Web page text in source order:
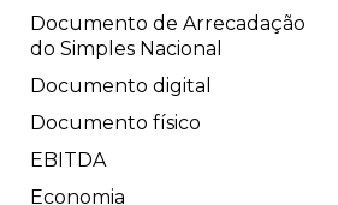
Documento de Arrecadação
do Simples Nacional
Documento digital
Documento físico
EBITDA
Economia